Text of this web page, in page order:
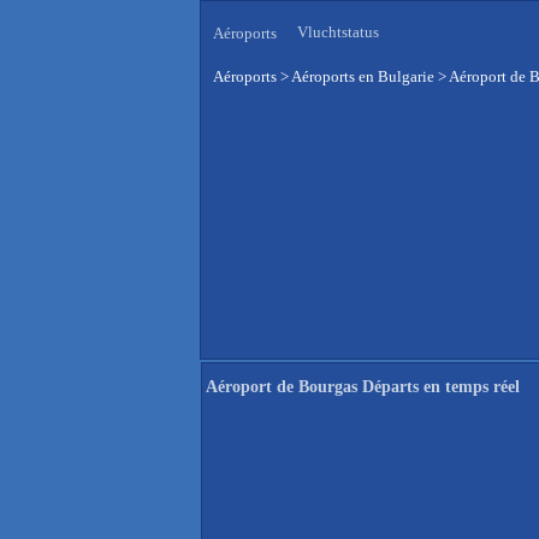
Aéroports Vluchtstatus
Aéroports >Aéroports en Bulgarie >Aéroport de
Aéroport de Bourgas Départs en temps réel